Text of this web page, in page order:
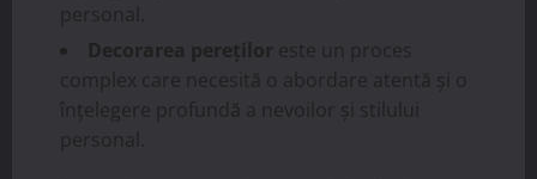
personal.
Decorarea pereților este un proces
complex care necesită o abordare atentă și o
înțelegere profundă a nevoilor și stilului
personal.